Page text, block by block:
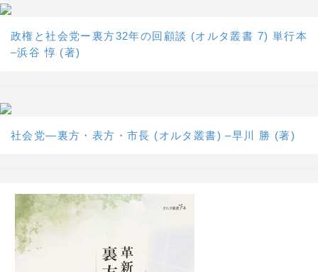
政権と社会党ー裏方32年の回顧談 (オルタ叢書 7) 単行本
–浜谷 惇 (著)
社会党―裏方・表方・市長 (オルタ叢書) –早川 勝 (著)